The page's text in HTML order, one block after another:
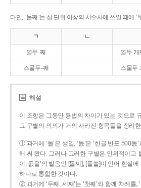
다만, ‘둘째’는 십 단위 이상의 서수사에 쓰일 때에 ‘
ㄱ ㄴ
열두-째 열두 개
스물두-째 스물두
해설
이 조항은 그동안 용법의 차이가 있는 것으로
그 구별의 의의가 거의 사라진 항목들을 정리
① 과거에 ‘돌’은 생일, ‘돐’은 ‘한글 반포 500돐
해 써 왔다. 그러나 그러한 구별은 인위적이고
이, 돐을’의 발음인 [돌씨], [돌쓸]이 언어 현실에
하나로 통합한 것이다.
② 과거에 ‘두째, 세째’는 ‘첫째’와 함께 차례를,